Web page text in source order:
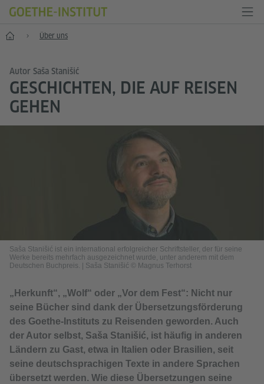
Start Über uns
Autor Saša Stanišić
GESCHICHTEN, DIE AUF REISEN
GEHEN
Saša Stanišić ist ein international erfolgreicher Schriftsteller, der für seine
Werke bereits mehrfach ausgezeichnet wurde, unter anderem mit dem
Deutschen Buchpreis.
Saša Stanišić © Magnus Terhorst
„Herkunft“, „Wolf“ oder „Vor dem Fest“: Nicht nur
seine Bücher sind dank der Übersetzungsförderung
des Goethe-Instituts zu Reisenden geworden. Auch
der Autor selbst, Saša Stanišić, ist häufig in anderen
Ländern zu Gast, etwa in Italien oder Brasilien, seit
seine deutschsprachigen Texte in andere Sprachen
übersetzt werden. Wie diese Übersetzungen seine